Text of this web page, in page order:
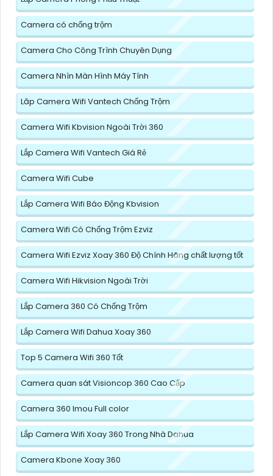
Camera có chống trộm
Camera Cho Công Trình Chuyên Dụng
Camera Nhìn Màn Hình Máy Tính
Lăp Camera Wifi Vantech Chống Trộm
Camera Wifi Kbvision Ngoài Trời 360
Lắp Camera Wifi Vantech Giá Rẻ
Camera Wifi Cube
Lắp Camera Wifi Báo Động Kbvision
Camera Wifi Có Chống Trộm Ezviz
Camera Wifi Ezviz Xoay 360 Độ Chính Hãng chất lượng tốt
Camera Wifi Hikvision Ngoài Trời
Lắp Camera 360 Có Chống Trộm
Lắp Camera Wifi Dahua Xoay 360
Top 5 Camera Wifi 360 Tốt
Camera quan sát Visioncop 360 Cao Cấp
Camera 360 Imou Full color
Lắp Camera Wifi Xoay 360 Trong Nhà Dahua
Camera Kbone Xoay 360